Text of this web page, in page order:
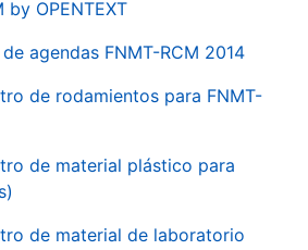
by OPENTEXT
agendas FNMT-RCM 2014
de rodamientos para FNMT-
de material plástico para
de material de laboratorio